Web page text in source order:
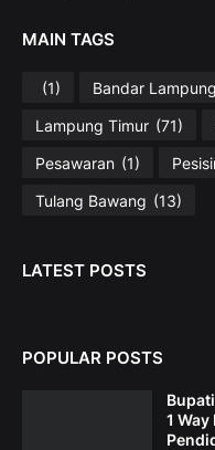
MAIN TAGS
(1) Bandar Lampung
Lampung Timur (71)
Pesawaran (1)
Tulang Bawang (13)
LATEST POSTS
POPULAR POSTS
1